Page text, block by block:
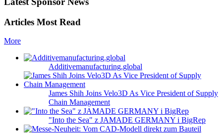
Articles Most Read
More
Additivemanufacturing.global
James Shih Joins Velo3D As Vice President of Supply
Chain Management
"Into the Sea" z JAMADE GERMANY i BigRep